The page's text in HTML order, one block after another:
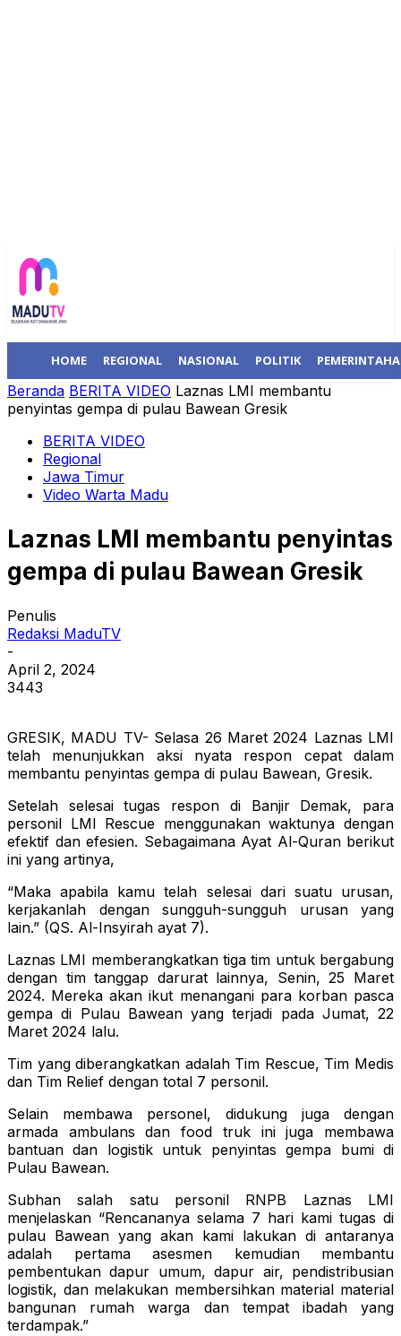
HOME REGIONAL NASIONAL POLITIK
Beranda BERITA VIDEO Laznas LMI membantu
penyintas gempa di pulau Bawean Gresik
BERITA VIDEO
Regional
Jawa Timur
Video Warta Madu
Laznas LMI membantu penyintas
gempa di pulau Bawean Gresik
Penulis
Redaksi MaduTV
-
April 2, 2024
3443
GRESIK, MADU TV- Selasa 26 Maret 2024 Laznas LMI
telah menunjukkan aksi nyata respon cepat dalam
membantu penyintas gempa di pulau Bawean, Gresik.
Setelah selesai tugas respon di Banjir Demak, para
personil LMI Rescue menggunakan waktunya dengan
efektif dan efesien. Sebagaimana Ayat Al-Quran berikut
ini yang artinya,
“Maka apabila kamu telah selesai dari suatu urusan,
kerjakanlah dengan sungguh-sungguh urusan yang
lain.” (QS. Al-Insyirah ayat 7).
Laznas LMI memberangkatkan tiga tim untuk bergabung
dengan tim tanggap darurat lainnya, Senin, 25 Maret
2024. Mereka akan ikut menangani para korban pasca
gempa di Pulau Bawean yang terjadi pada Jumat, 22
Maret 2024 lalu.
Tim yang diberangkatkan adalah Tim Rescue, Tim Medis
dan Tim Relief dengan total 7 personil.
Selain membawa personel, didukung juga dengan
armada ambulans dan food truk ini juga membawa
bantuan dan logistik untuk penyintas gempa bumi di
Pulau Bawean.
Subhan salah satu personil RNPB Laznas LMI
menjelaskan “Rencananya selama 7 hari kami tugas di
pulau Bawean yang akan kami lakukan di antaranya
adalah pertama asesmen kemudian membantu
pembentukan dapur umum, dapur air, pendistribusian
logistik, dan melakukan membersihkan material material
bangunan rumah warga dan tempat ibadah yang
terdampak.”